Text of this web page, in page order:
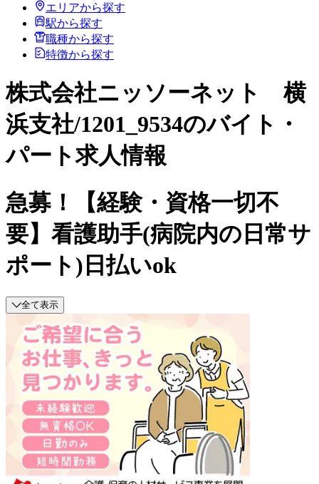
エリアから探す
駅から探す
職種から探す
特徴から探す
株式会社ニッソーネット 横
浜支社/1201_9534のバイト・
パート求人情報
急募！【経験・資格一切不
要】看護助手(病院内の日常サ
ポート)日払いok
全て表示